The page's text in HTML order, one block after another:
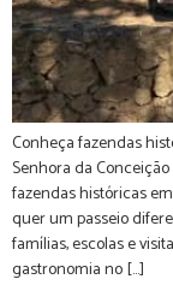
Conheça fazendas
Senhora da
fazendas históricas
quer um passeio
famílias, escolas e
gastronomia no […]